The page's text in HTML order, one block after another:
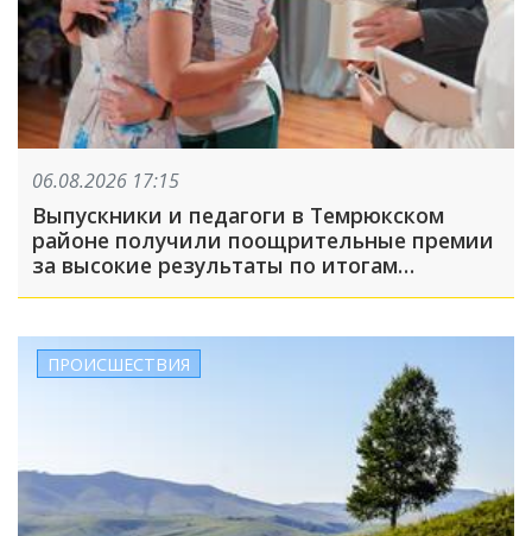
06.08.2026 17:15
Выпускники и педагоги в Темрюкском
районе получили поощрительные премии
за высокие результаты по итогам
ПРОИСШЕСТВИЯ